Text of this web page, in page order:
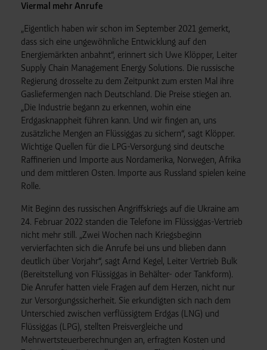
Viermal mehr Anrufe
„Eigentlich haben wir schon im September 2021 gemerkt,
dass sich eine ungewöhnliche Entwicklung auf den
Energiemärkten anbahnt“, erinnert sich Uwe Klöpper, Leiter
Supply Chain Management Energy Solutions. Die russische
Regierung drosselte zu dem Zeitpunkt zum ersten Mal ihre
Gasliefermengen nach Deutschland. Die Preise stiegen an.
„Die Industrie begann zu erkennen, wohin eine
Erdgasknappheit führen kann. Und wir fingen an, uns
zusätzliche Mengen an Flüssiggas zu sichern“, sagt Klöpper.
Wichtige Quellen für die LPG-Versorgung sind deutsche
Raffinerien und Importe aus Nordamerika, Norwegen, Afrika
und dem mittleren Osten. Importe aus Russland spielen keine
Rolle.
Mit Beginn des russischen Angriffskriegs auf die Ukraine am
24. Februar 2022 standen die Telefone im Flüssiggas-Vertrieb
nicht mehr still. „Zwei Wochen nach Kriegsbeginn
vervierfachten sich die Anrufe bei uns und blieben dann
deutlich über Vorjahr“, sagt Arnd Kegel, Leiter Vertrieb Bulk
(Bereitstellung von Flüssiggas in Behälter- oder Tankform).
Die Anrufer hatten viele Fragen auf dem Herzen, nicht nur
zur Versorgungssicherheit. Sie erkundigten sich nach dem
Unterschied zwischen verflüssigtem Erdgas (LNG) und
Flüssiggas (LPG), stellten Preisvergleiche und
Mehrwertsteuerberechnungen an, erfragten Kosten und